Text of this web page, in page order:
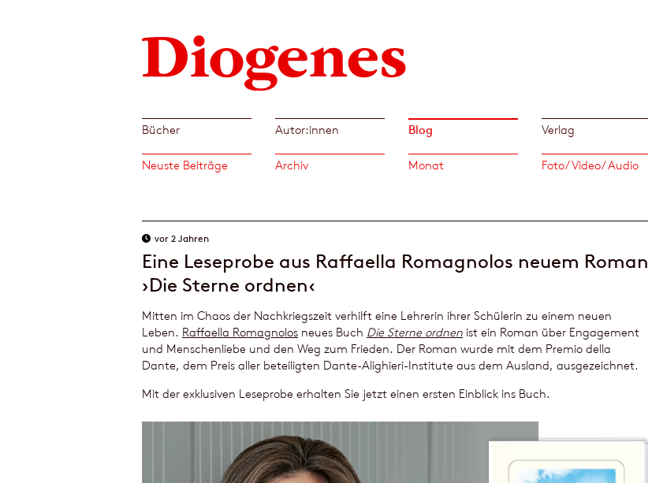
Bücher Autor:innen Blog Verlag
Neuste Beiträge Archiv Monat Foto/ Video/ Audio
vor 2 Jahren
Eine Leseprobe aus Raffaella Romagnolos neuem Roman
›Die Sterne ordnen‹
Mitten im Chaos der Nachkriegszeit verhilft eine Lehrerin ihrer Schülerin zu einem neuen
Leben. Raffaella Romagnolos neues Buch Die Sterne ordnen ist ein Roman über Engagement
und Menschenliebe und den Weg zum Frieden. Der Roman wurde mit dem Premio della
Dante, dem Preis aller beteiligten Dante-Alighieri-Institute aus dem Ausland, ausgezeichnet.
Mit der exklusiven Leseprobe erhalten Sie jetzt einen ersten Einblick ins Buch.